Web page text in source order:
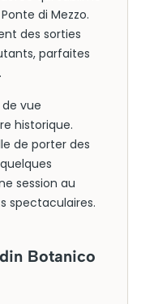
di Mezzo.
des sorties
parfaites
vue
historique.
de porter des
session au
spectaculaires.
Botanico